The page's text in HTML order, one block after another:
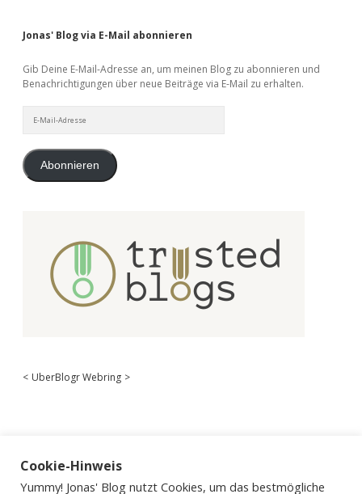
Jonas' Blog via E-Mail abonnieren
Gib Deine E-Mail-Adresse an, um meinen Blog zu abonnieren und
Benachrichtigungen über neue Beiträge via E-Mail zu erhalten.
Mail-
Abonnieren
< UberBlogr Webring >
Cookie-Hinweis
Yummy! Jonas' Blog nutzt Cookies, um das bestmögliche